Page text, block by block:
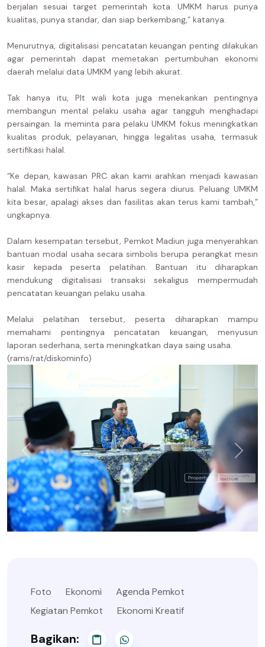
berjalan sesuai target pemerintah kota. UMKM harus punya
kualitas, punya standar, dan siap berkembang,” katanya.
Menurutnya, digitalisasi pencatatan keuangan penting dilakukan
agar pemerintah dapat memetakan pertumbuhan ekonomi
daerah melalui data UMKM yang lebih akurat.
Tak hanya itu, Plt wali kota juga menekankan pentingnya
membangun mental pelaku usaha agar tangguh menghadapi
persaingan. Ia meminta para pelaku UMKM fokus meningkatkan
kualitas produk, pelayanan, hingga legalitas usaha, termasuk
sertifikasi halal.
“Ke depan, kawasan PRC akan kami arahkan menjadi kawasan
halal. Maka sertifikat halal harus segera diurus. Peluang UMKM
kita besar, apalagi akses dan fasilitas akan terus kami tambah,”
ungkapnya.
Dalam kesempatan tersebut, Pemkot Madiun juga menyerahkan
bantuan modal usaha secara simbolis berupa perangkat mesin
kasir kepada peserta pelatihan. Bantuan itu diharapkan
mendukung digitalisasi transaksi sekaligus mempermudah
pencatatan keuangan pelaku usaha.
Melalui pelatihan tersebut, peserta diharapkan mampu
memahami pentingnya pencatatan keuangan, menyusun
laporan sederhana, serta meningkatkan daya saing usaha.
(rams/rat/diskominfo)
Foto Ekonomi
Agenda Pemkot
Kegiatan Pemkot
Ekonomi Kreatif
Bagikan: